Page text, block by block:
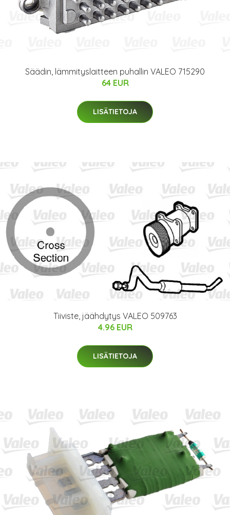
Säädin, lämmityslaitteen puhallin VALEO 715290
64 EUR
LISÄTIETOJA
Tiiviste, jäähdytys VALEO 509763
4.96 EUR
LISÄTIETOJA